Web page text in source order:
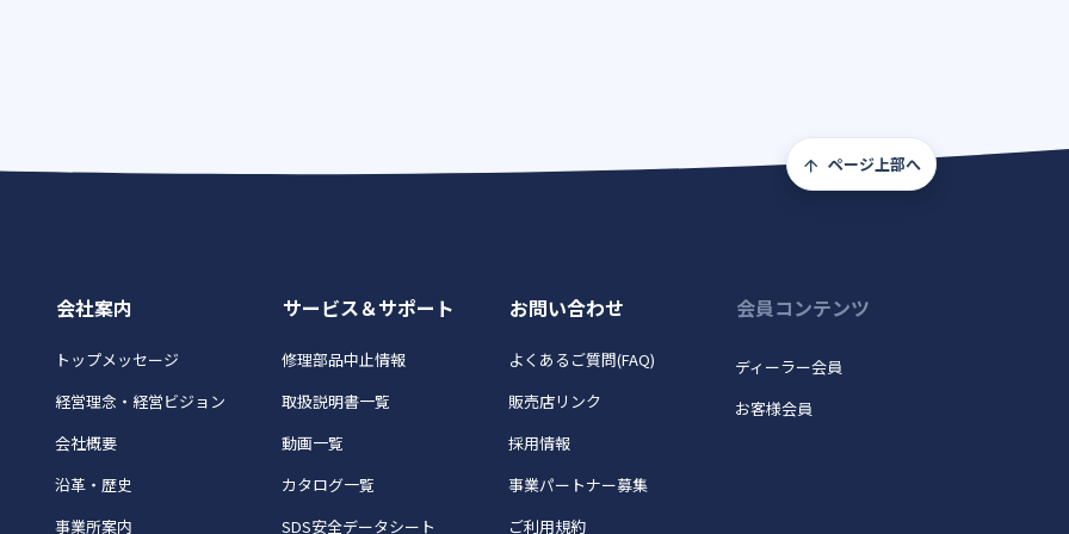
ページ上部へ
会社案内
トップメッセージ
経営理念・経営ビジョン
会社概要
沿革・歴史
事業所案内
サービス＆サポート
修理部品中止情報
取扱説明書一覧
動画一覧
カタログ一覧
SDS安全データシート
お問い合わせ
よくあるご質問(FAQ)
販売店リンク
採用情報
事業パートナー募集
ご利用規約
会員コンテンツ
ディーラー会員
お客様会員